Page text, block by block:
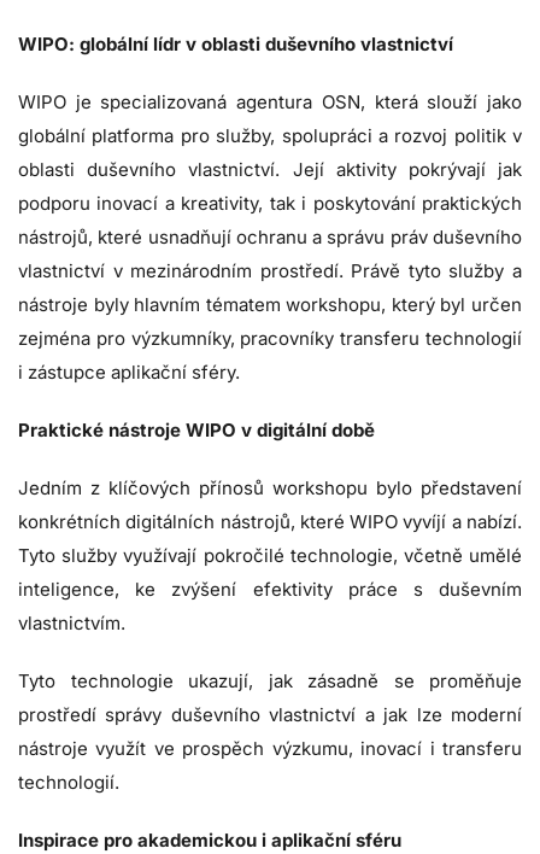
WIPO: globální lídr v oblasti duševního vlastnictví
WIPO je specializovaná agentura OSN, která slouží jako
globální platforma pro služby, spolupráci a rozvoj politik v
oblasti duševního vlastnictví. Její aktivity pokrývají jak
podporu inovací a kreativity, tak i poskytování praktických
nástrojů, které usnadňují ochranu a správu práv duševního
vlastnictví v mezinárodním prostředí. Právě tyto služby a
nástroje byly hlavním tématem workshopu, který byl určen
zejména pro výzkumníky, pracovníky transferu technologií
i zástupce aplikační sféry.
Praktické nástroje WIPO v digitální době
Jedním z klíčových přínosů workshopu bylo představení
konkrétních digitálních nástrojů, které WIPO vyvíjí a nabízí.
Tyto služby využívají pokročilé technologie, včetně umělé
inteligence, ke zvýšení efektivity práce s duševním
vlastnictvím.
Tyto technologie ukazují, jak zásadně se proměňuje
prostředí správy duševního vlastnictví a jak lze moderní
nástroje využít ve prospěch výzkumu, inovací i transferu
technologií.
Inspirace pro akademickou i aplikační sféru